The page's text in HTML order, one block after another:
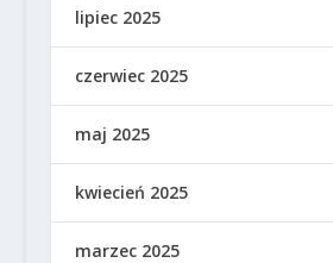
lipiec 2025
czerwiec 2025
maj 2025
kwiecień 2025
marzec 2025